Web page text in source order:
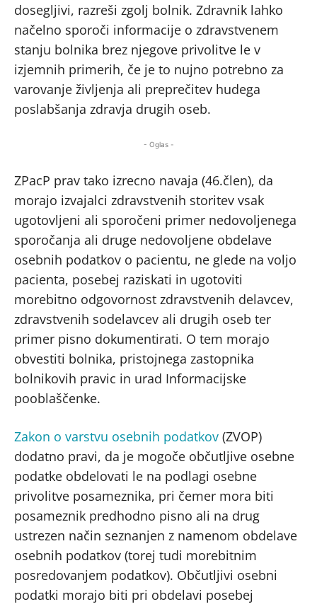
dosegljivi, razreši zgolj bolnik. Zdravnik lahko
načelno sporoči informacije o zdravstvenem
stanju bolnika brez njegove privolitve le v
izjemnih primerih, če je to nujno potrebno za
varovanje življenja ali preprečitev hudega
poslabšanja zdravja drugih oseb.
- Oglas -
ZPacP prav tako izrecno navaja (46.člen), da
morajo izvajalci zdravstvenih storitev vsak
ugotovljeni ali sporočeni primer nedovoljenega
sporočanja ali druge nedovoljene obdelave
osebnih podatkov o pacientu, ne glede na voljo
pacienta, posebej raziskati in ugotoviti
morebitno odgovornost zdravstvenih delavcev,
zdravstvenih sodelavcev ali drugih oseb ter
primer pisno dokumentirati. O tem morajo
obvestiti bolnika, pristojnega zastopnika
bolnikovih pravic in urad Informacijske
pooblaščenke.
Zakon o varstvu osebnih podatkov (ZVOP)
dodatno pravi, da je mogoče občutljive osebne
podatke obdelovati le na podlagi osebne
privolitve posameznika, pri čemer mora biti
posameznik predhodno pisno ali na drug
ustrezen način seznanjen z namenom obdelave
osebnih podatkov (torej tudi morebitnim
posredovanjem podatkov). Občutljivi osebni
podatki morajo biti pri obdelavi posebej